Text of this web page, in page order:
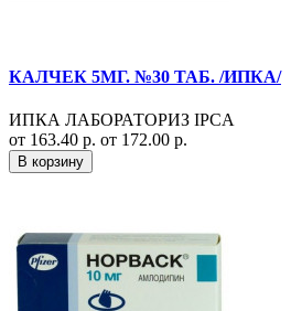
КАЛЧЕК 5МГ. №30 ТАБ. /ИПКА/
ИПКА ЛАБОРАТОРИЗ IPCA
от 163.40 р. от 172.00 р.
В корзину